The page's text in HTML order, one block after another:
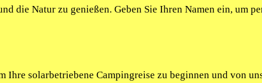
die Natur zu genießen. Geben Sie Ihren Namen ein, um
Ihre solarbetriebene Campingreise zu beginnen und von